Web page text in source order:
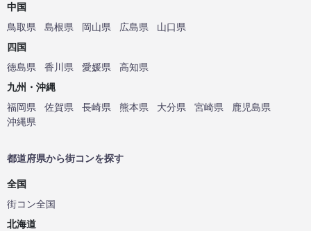
中国
鳥取県
島根県 岡山県 広島県
山口県
四国
徳島県
香川県 愛媛県
高知県
九州・沖縄
福岡県
佐賀県 長崎県 熊本県 大分県 宮崎県
鹿児島県
沖縄県
都道府県から街コンを探す
全国
街コン全国
北海道